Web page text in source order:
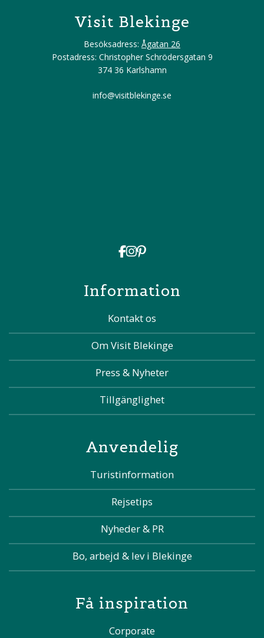
Visit Blekinge
Besöksadress: Ågatan 26
Postadress: Christopher Schrödersgatan 9
374 36 Karlshamn
info@visitblekinge.se
Information
Kontakt os
Om Visit Blekinge
Press & Nyheter
Tillgänglighet
Anvendelig
Turistinformation
Rejsetips
Nyheder & PR
Bo, arbejd & lev i Blekinge
Få inspiration
Corporate